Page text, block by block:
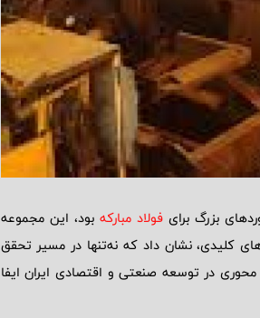
فولاد مبارکه بود، این مجموعه
کلیدی، نشان داد که نه‌تنها در مسیر تحقق
در توسعه صنعتی و اقتصادی ایران ایفا